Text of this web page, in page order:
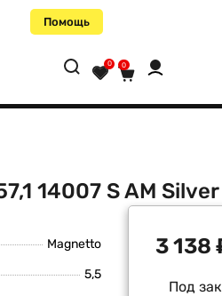
Помощь
0 0
14007 S AM
Magnetto
5,5
3 138
Под